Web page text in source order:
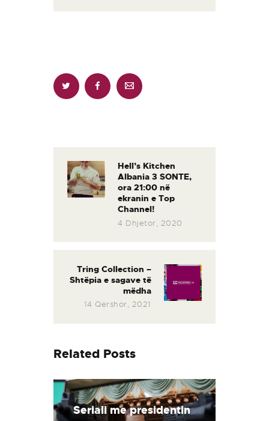
postimet
Previous
post:
Hell’s Kitchen
Albania 3 SONTE,
ora 21:00 në
ekranin e Top
Channel!
4 Dhjetor, 2020
Next
post:
Tring Collection –
Shtëpia e sagave të
mëdha
14 Qershor, 2021
Related Posts
Seriali me presidentin